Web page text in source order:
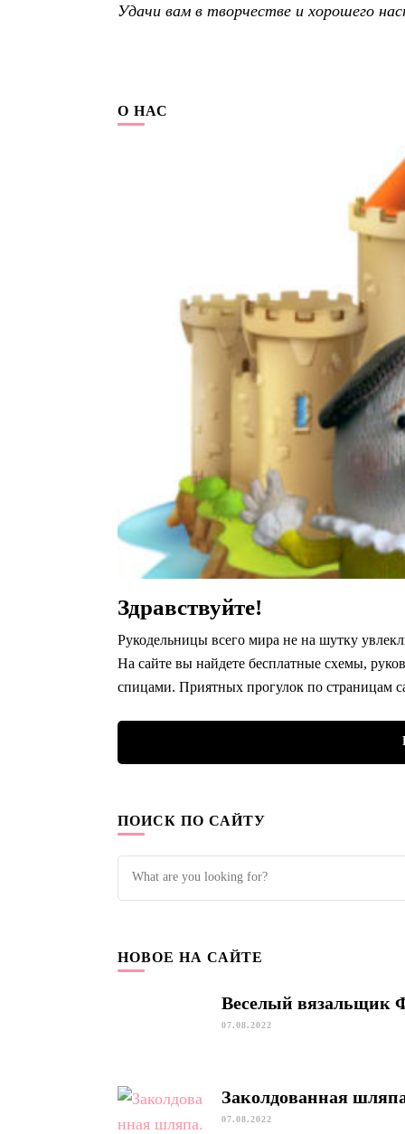
Удачи вам в творчестве и хорошего
О НАС
Здравствуйте!
Рукодельницы всего мира не на шутку
На сайте вы найдете бесплатные схемы,
спицами. Приятных прогулок по страницам
ПОИСК ПО САЙТУ
Looking
for
НОВОЕ НА САЙТЕ
Веселый вязальщик
07.08.2022
Заколдованная
07.08.2022